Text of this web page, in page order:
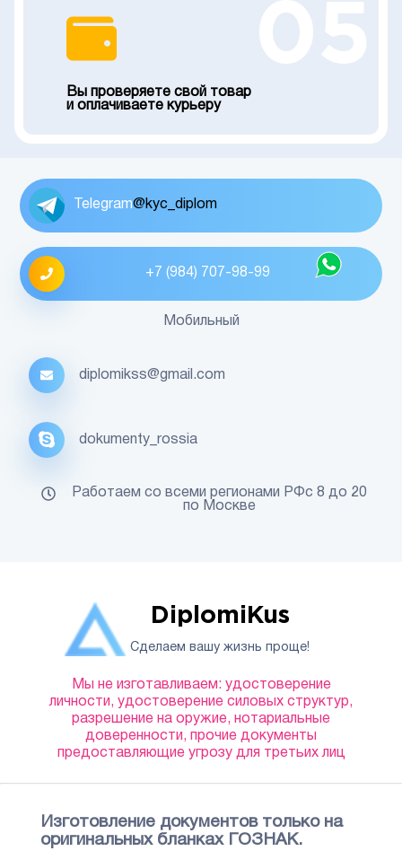
Вы проверяете свой товар
и оплачиваете курьеру
DiplomiKus
Сделаем вашу жизнь проще!
Мы не изготавливаем: удостоверение
личности, удостоверение силовых структур,
разрешение на оружие, нотариальные
доверенности, прочие документы
предоставляющие угрозу для третьих лиц
Изготовление документов только на
оригинальных бланках ГОЗНАК.
Telegram@kyc_diplom
+7 (984) 707-98-99
Мобильный
diplomikss@gmail.com
dokumenty_rossia
Работаем со всеми регионами РФс 8 до 20
по Москве